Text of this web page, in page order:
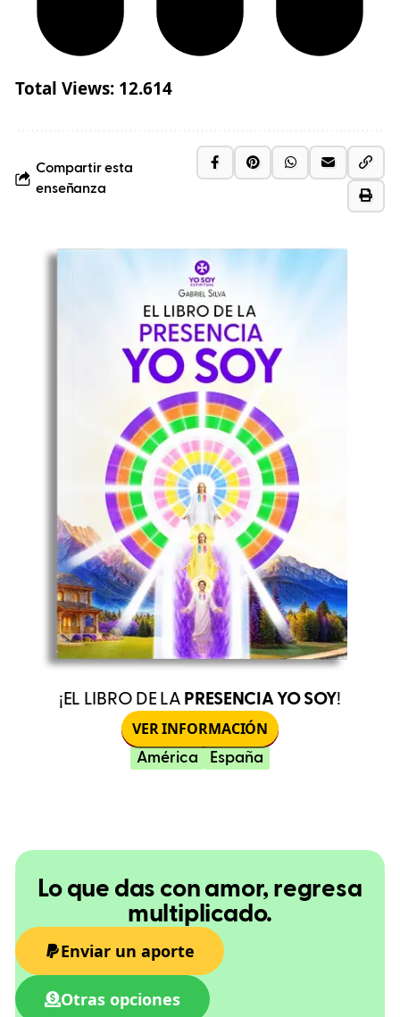
Total Views: 12.614
Compartir esta
enseñanza
¡EL LIBRO DE LA PRESENCIA YO SOY!
VER INFORMACIÓN
América España
Lo que das con amor, regresa
multiplicado.
Enviar un aporte
Otras opciones